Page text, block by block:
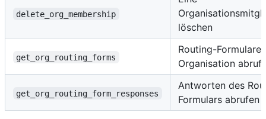
delete_org_membership
löschen
get_org_routing_forms
Routing-Formulare
Organisation
get_org_routing_form_responses
Antworten des
Formulars abrufen